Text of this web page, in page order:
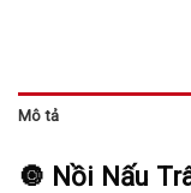
Mô tả
🔘 Nồi Nấu